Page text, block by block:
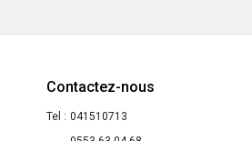
Contactez-nous
Tel : 041510713